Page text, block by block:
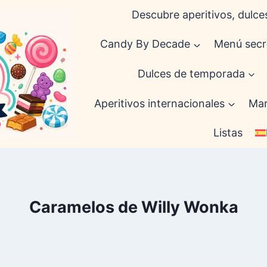
Descubre aperitivos,
Candy By Decade Menú
Dulces de temporada
Aperitivos internacionales
Listas
Caramelos de Willy Wonka